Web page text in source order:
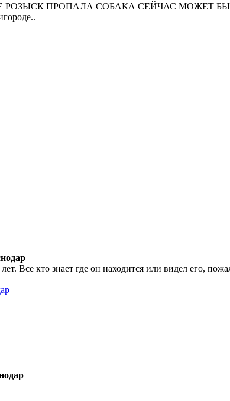
ПРОПАЛА СОБАКА СЕЙЧАС МОЖЕТ БЫТЬ
Все кто знает где он находится или видел его,